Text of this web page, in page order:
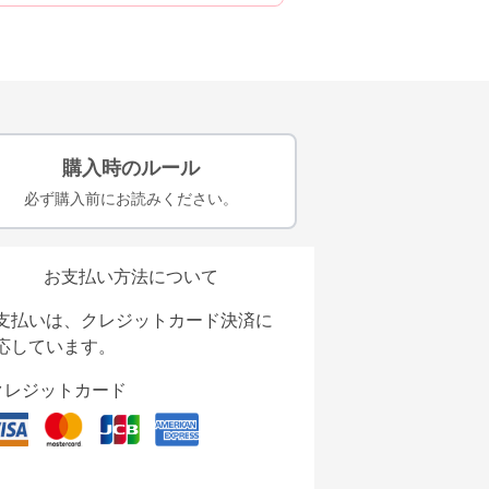
購入時のルール
必ず購入前にお読みください。
お支払い方法について
払いは、クレジットカード決済に
しています。
レジットカード